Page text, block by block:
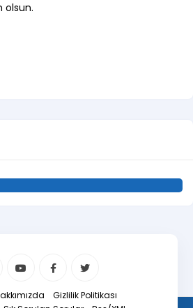
olsun.
Gizlilik Politikası